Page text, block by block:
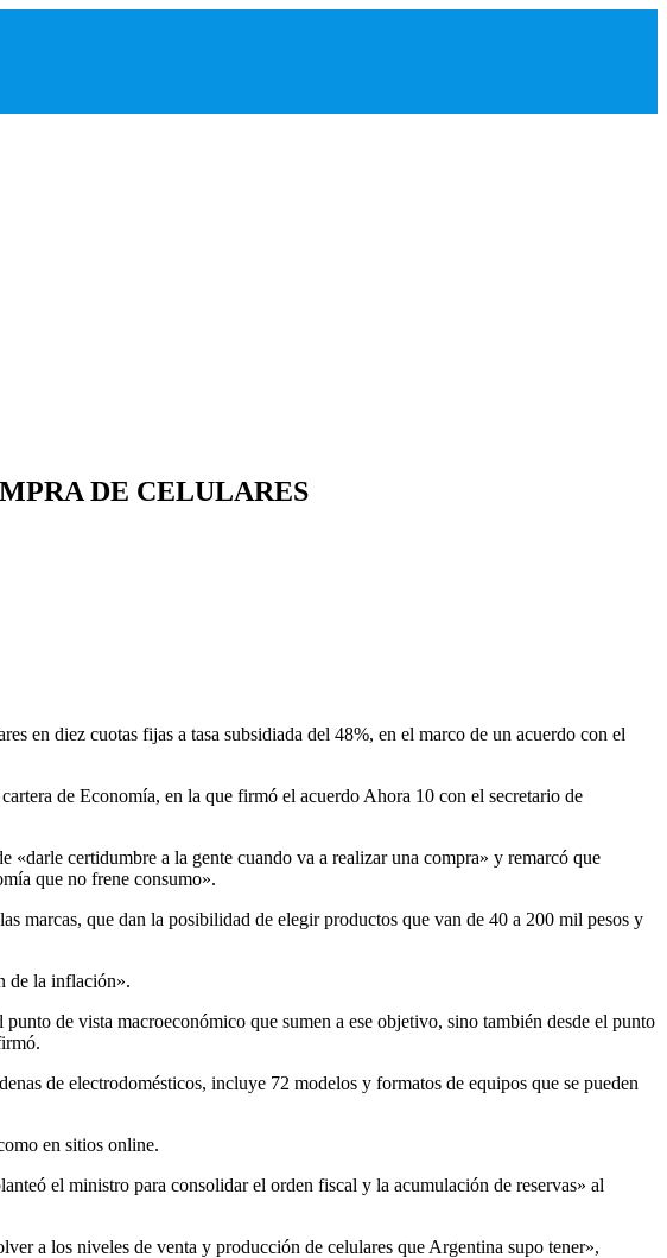
DE CELULARES
en diez cuotas fijas a tasa subsidiada del 48%, en el marco de un acuerdo con el
de Economía, en la que firmó el acuerdo Ahora 10 con el secretario de
certidumbre a la gente cuando va a realizar una compra» y remarcó que
que no frene consumo».
marcas, que dan la posibilidad de elegir productos que van de 40 a 200 mil pesos y
de la inflación».
de vista macroeconómico que sumen a ese objetivo, sino también desde el punto
de electrodomésticos, incluye 72 modelos y formatos de equipos que se pueden
en sitios online.
el ministro para consolidar el orden fiscal y la acumulación de reservas» al
a los niveles de venta y producción de celulares que Argentina supo tener»,